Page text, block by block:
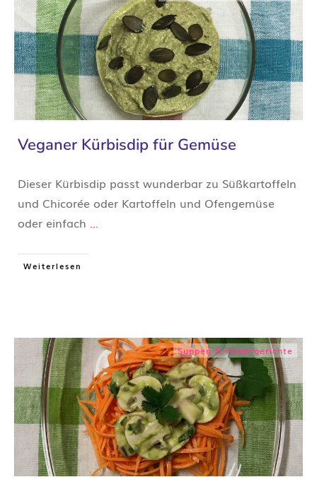
Veganer Kürbisdip für Gemüse
Dieser Kürbisdip passt wunderbar zu Süßkartoffeln
und Chicorée oder Kartoffeln und Ofengemüse
oder einfach ...
Weiterlesen
Suppen & Hauptgerichte